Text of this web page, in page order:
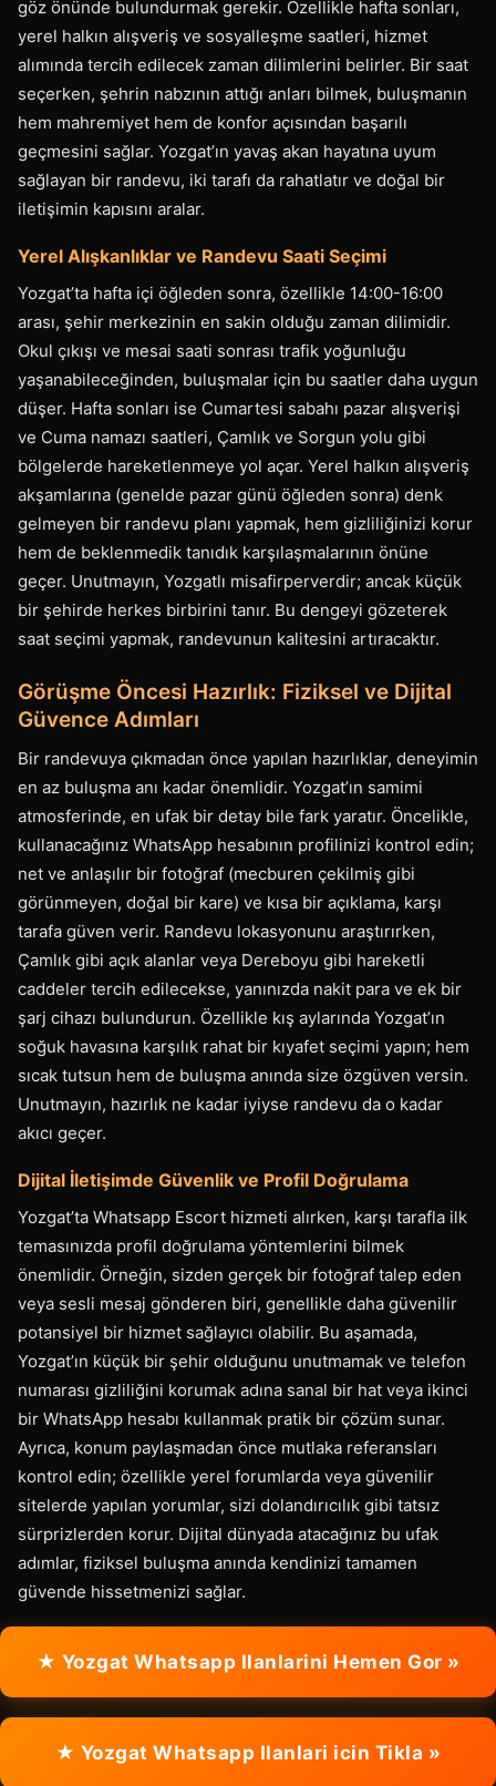
göz önünde bulundurmak gerekir. Özellikle hafta sonları,
yerel halkın alışveriş ve sosyalleşme saatleri, hizmet
alımında tercih edilecek zaman dilimlerini belirler. Bir saat
seçerken, şehrin nabzının attığı anları bilmek, buluşmanın
hem mahremiyet hem de konfor açısından başarılı
geçmesini sağlar. Yozgat’ın yavaş akan hayatına uyum
sağlayan bir randevu, iki tarafı da rahatlatır ve doğal bir
iletişimin kapısını aralar.
Yerel Alışkanlıklar ve Randevu Saati Seçimi
Yozgat’ta hafta içi öğleden sonra, özellikle 14:00-16:00
arası, şehir merkezinin en sakin olduğu zaman dilimidir.
Okul çıkışı ve mesai saati sonrası trafik yoğunluğu
yaşanabileceğinden, buluşmalar için bu saatler daha uygun
düşer. Hafta sonları ise Cumartesi sabahı pazar alışverişi
ve Cuma namazı saatleri, Çamlık ve Sorgun yolu gibi
bölgelerde hareketlenmeye yol açar. Yerel halkın alışveriş
akşamlarına (genelde pazar günü öğleden sonra) denk
gelmeyen bir randevu planı yapmak, hem gizliliğinizi korur
hem de beklenmedik tanıdık karşılaşmalarının önüne
geçer. Unutmayın, Yozgatlı misafirperverdir; ancak küçük
bir şehirde herkes birbirini tanır. Bu dengeyi gözeterek
saat seçimi yapmak, randevunun kalitesini artıracaktır.
Görüşme Öncesi Hazırlık: Fiziksel ve Dijital
Güvence Adımları
Bir randevuya çıkmadan önce yapılan hazırlıklar, deneyimin
en az buluşma anı kadar önemlidir. Yozgat’ın samimi
atmosferinde, en ufak bir detay bile fark yaratır. Öncelikle,
kullanacağınız WhatsApp hesabının profilinizi kontrol edin;
net ve anlaşılır bir fotoğraf (mecburen çekilmiş gibi
görünmeyen, doğal bir kare) ve kısa bir açıklama, karşı
tarafa güven verir. Randevu lokasyonunu araştırırken,
Çamlık gibi açık alanlar veya Dereboyu gibi hareketli
caddeler tercih edilecekse, yanınızda nakit para ve ek bir
şarj cihazı bulundurun. Özellikle kış aylarında Yozgat’ın
soğuk havasına karşılık rahat bir kıyafet seçimi yapın; hem
sıcak tutsun hem de buluşma anında size özgüven versin.
Unutmayın, hazırlık ne kadar iyiyse randevu da o kadar
akıcı geçer.
Dijital İletişimde Güvenlik ve Profil Doğrulama
Yozgat’ta Whatsapp Escort hizmeti alırken, karşı tarafla ilk
temasınızda profil doğrulama yöntemlerini bilmek
önemlidir. Örneğin, sizden gerçek bir fotoğraf talep eden
veya sesli mesaj gönderen biri, genellikle daha güvenilir
potansiyel bir hizmet sağlayıcı olabilir. Bu aşamada,
Yozgat’ın küçük bir şehir olduğunu unutmamak ve telefon
numarası gizliliğini korumak adına sanal bir hat veya ikinci
bir WhatsApp hesabı kullanmak pratik bir çözüm sunar.
Ayrıca, konum paylaşmadan önce mutlaka referansları
kontrol edin; özellikle yerel forumlarda veya güvenilir
sitelerde yapılan yorumlar, sizi dolandırıcılık gibi tatsız
sürprizlerden korur. Dijital dünyada atacağınız bu ufak
adımlar, fiziksel buluşma anında kendinizi tamamen
güvende hissetmenizi sağlar.
★ Yozgat Whatsapp Ilanlarini Hemen Gor »
★ Yozgat Whatsapp Ilanlari icin Tikla »